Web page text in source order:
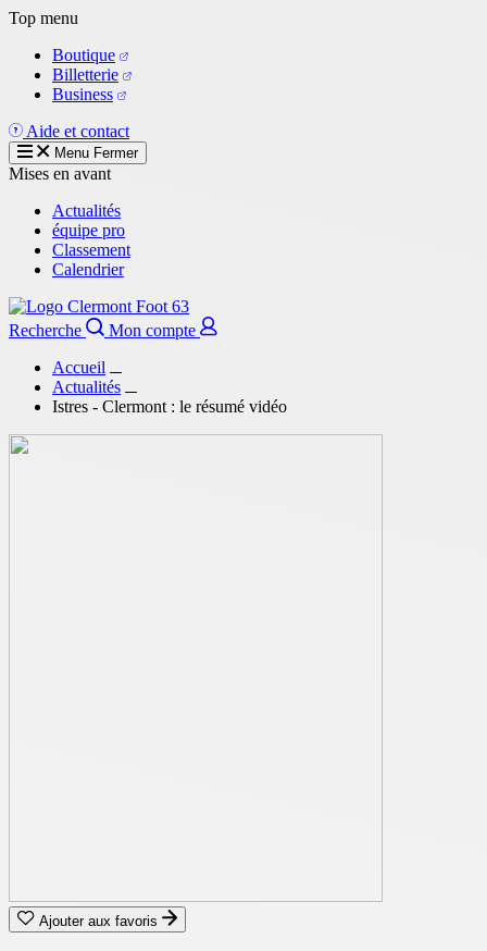
Aller
contenu
principal
Top menu
Boutique
Billetterie
Business
Aide et contact
Menu Fermer
Mises en avant
Actualités
équipe pro
Classement
Calendrier
Recherche
Mon compte
Accueil
Actualités
Istres - Clermont : le résumé vidéo
Ajouter aux favoris